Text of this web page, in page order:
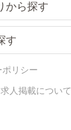
から探す
す
リシー
人掲載について